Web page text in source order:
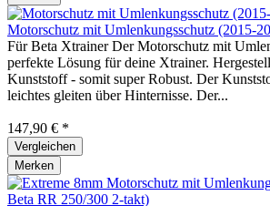
Motorschutz mit Umlenkungsschutz (2015-
Für Beta Xtrainer Der Motorschutz mit
perfekte Lösung für deine Xtrainer.
Kunststoff - somit super Robust. Der
leichtes gleiten über Hinternisse. Der...
147,90 € *
Vergleichen
Merken